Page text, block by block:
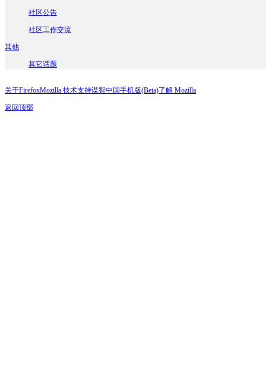
社区公告
社区工作交流
其他
其它话题
关于FirefoxMozilla 技术支持谋智中国手机版(Beta)了解 Mozilla
返回顶部